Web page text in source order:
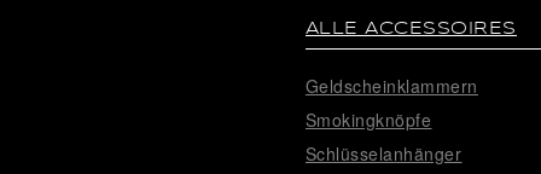
ALLE ACCESSOIRES
Geldscheinklammern
Smokingknöpfe
Schlüsselanhänger